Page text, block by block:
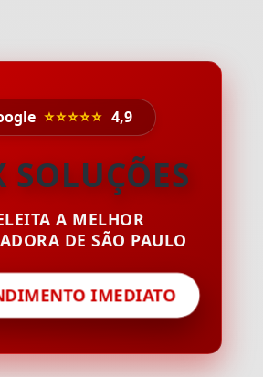
⭐⭐⭐⭐⭐ 4,9
SOLUÇÕES
A MELHOR
DE SÃO PAULO
IMEDIATO